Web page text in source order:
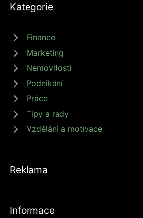
Kategorie
Finance
Marketing
Nemovitosti
Podnikání
Práce
Tipy a rady
Vzdělání a motivace
Reklama
Informace